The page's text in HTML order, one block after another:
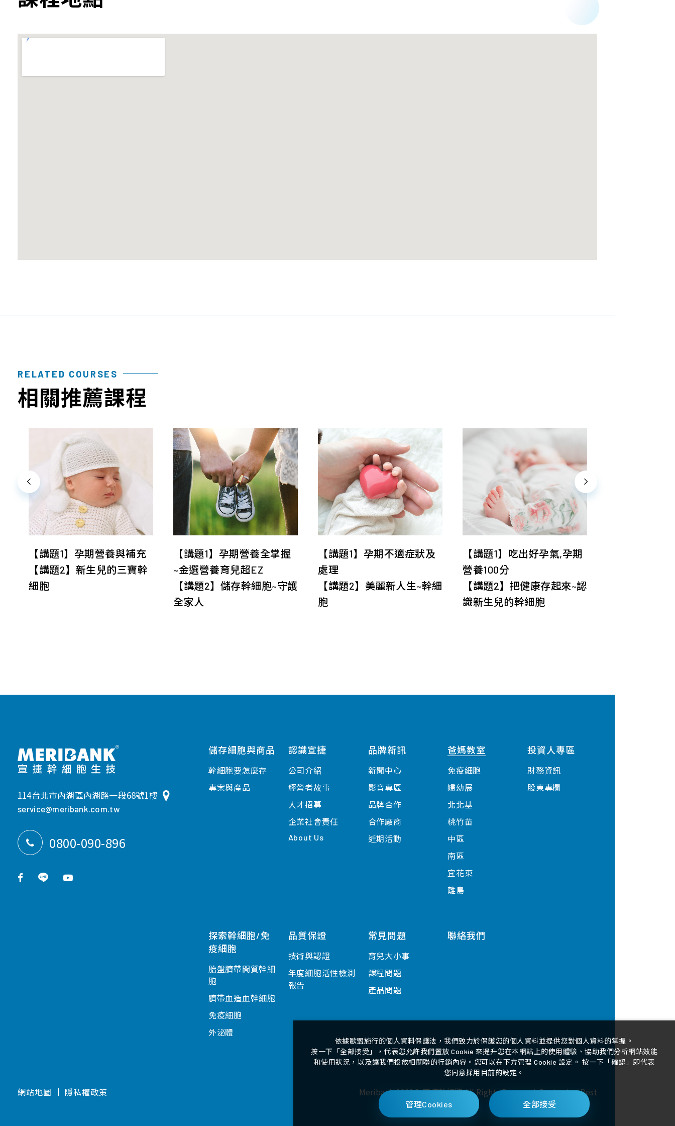
RELATED COURSES
相關推薦課程
【講題1】孕期營養與補充
【講題2】新生兒的三寶幹
細胞
【講題1】孕期營養全掌握
~金選營養育兒超EZ
【講題2】儲存幹細胞~守護
全家人
【講題1】孕期不適症狀及
處理
【講題2】美麗新人生~幹細
胞
【講題1】吃出好孕氣,孕期
營養100分
【講題2】把健康存起來~認
識新生兒的幹細胞
114台北市內湖區內湖路一段68號1樓
service@meribank.com.tw
0800-090-896
儲存細胞與商品
幹細胞要怎麼存
專案與產品
探索幹細胞/免
疫細胞
胎盤臍帶間質幹細
胞
臍帶血造血幹細胞
免疫細胞
外泌體
認識宣捷
公司介紹
經營者故事
人才招募
企業社會責任
About Us
品質保證
技術與認證
年度細胞活性檢測
報告
品牌新訊
新聞中心
影音專區
品牌合作
合作廠商
近期活動
常見問題
育兒大小事
課程問題
產品問題
聯絡我們
爸媽教室
免疫細胞
婦幼展
北北基
桃竹苗
中區
南區
宜花東
離島
投資人專區
財務資訊
股東專欄
網站地圖 隱私權政策 Meribank 2023© 宣捷幹細胞 All Rights Reserved.DesignbyiBest
Meribank 2023© 宣捷幹細胞 All Rights Reserved.DesignbyiBest
依據歐盟施行的個人資料保護法，我們致力於保護您的個人資料並提供您對個人資料的掌握。
按一下「全部接受」，代表您允許我們置放 Cookie 來提升您在本網站上的使用體驗、協助我們分析網站效能
和使用狀況，以及讓我們投放相關聯的行銷內容。您可以在下方管理 Cookie 設定。 按一下「確認」即代表
您同意採用目前的設定。
管理Cookies 全部接受